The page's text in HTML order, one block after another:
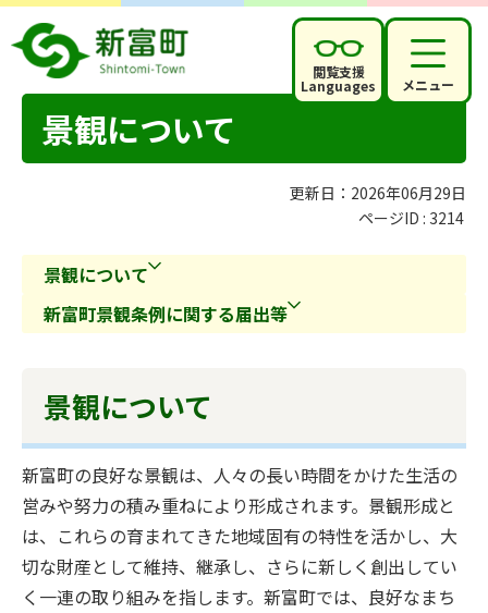
閲覧支援
Languages メニュー
景観について
更新日：2026年06月29日
ページID : 3214
景観について
新富町景観条例に関する届出等
景観について
新富町の良好な景観は、人々の長い時間をかけた生活の
営みや努力の積み重ねにより形成されます。景観形成と
は、これらの育まれてきた地域固有の特性を活かし、大
切な財産として維持、継承し、さらに新しく創出してい
く一連の取り組みを指します。新富町では、良好なまち